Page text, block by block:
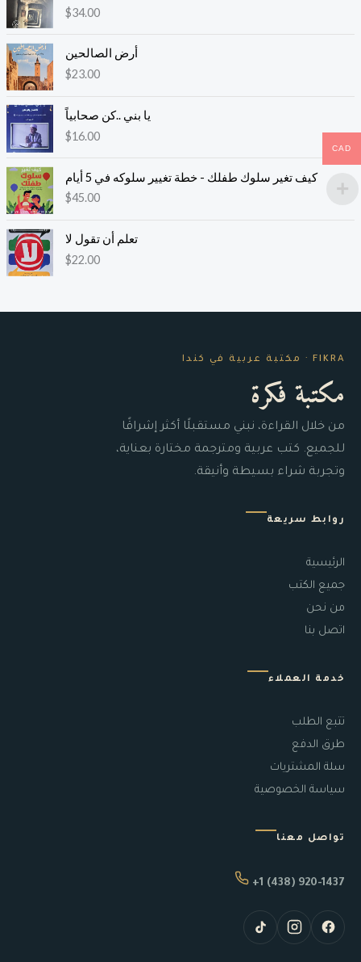
$34.00
أرض الصالحين
$23.00
يا بني ..كن صحابياً
$16.00
كيف تغير سلوك طفلك - خطة تغيير سلوكه في 5 أيام
$45.00
تعلم أن تقول لا
$22.00
FIKRA · مكتبة عربية في كندا
مكتبة فكرة
من خلال القراءة، نبني مستقبلًا أكثر إشراقًا
للجميع. كتب عربية ومترجمة مختارة بعناية،
وتجربة شراء بسيطة وأنيقة.
روابط سريعة
الرئيسية
جميع الكتب
من نحن
اتصل بنا
خدمة العملاء
تتبع الطلب
طرق الدفع
سلة المشتريات
سياسة الخصوصية
تواصل معنا
+1 (438) 920-1437
CAD